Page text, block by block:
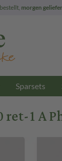
morgen
Sparsets
ret-1 A